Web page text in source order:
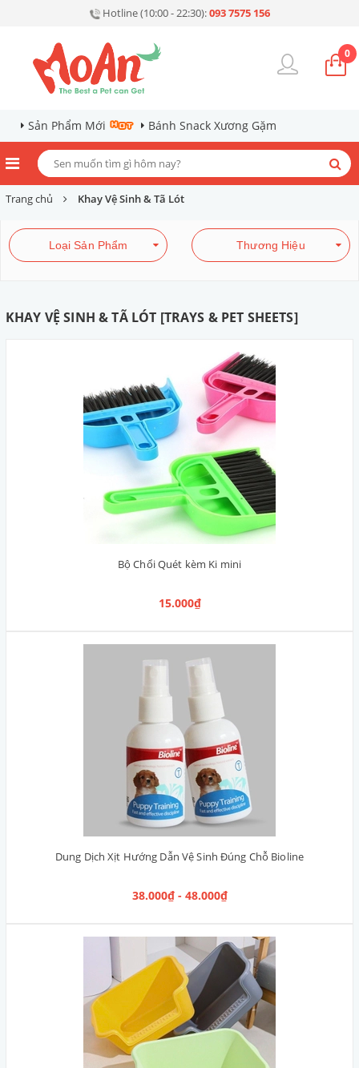
Hotline (10:00 - 22:30):093 7575 156
0
Sản Phẩm Mới Bánh Snack Xương Gặm
Trang chủ Khay Vệ Sinh & Tã Lót
Loại Sản Phẩm Thương Hiệu
KHAY VỆ SINH & TÃ LÓT [TRAYS & PET SHEETS]
Bộ Chổi Quét kèm Ki mini
15.000₫
Dung Dịch Xịt Hướng Dẫn Vệ Sinh Đúng Chỗ Bioline
38.000₫ - 48.000₫